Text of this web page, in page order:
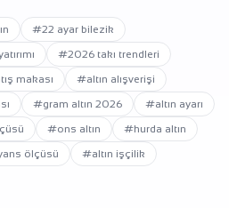
#22 ayar bilezik
#2026 takı trendleri
makası
#altın alışverişi
#gram altın 2026
#altın ayarı
#ons altın
#hurda altın
ölçüsü
#altın işçilik